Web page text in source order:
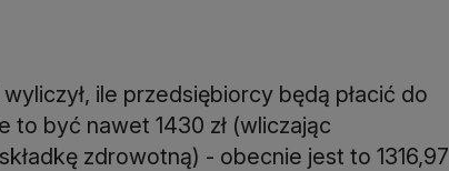
ile przedsiębiorcy będą płacić do
to być nawet 1430 zł (wliczając
zdrowotną) - obecnie jest to 1316,97